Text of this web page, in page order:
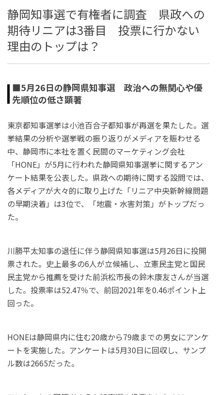
静岡知事選で有権者に調査 県政への
期待リニアは3番目 投票に行かない
理由のトップは？
■5月26日の静岡県知事選 政治への無関心や優
先順位の低さ顕著
東京都知事選挙は小池百合子都知事が再選を果たした。選
挙結果の分析や選挙戦の振り返りがメディアを賑わせる
中、静岡市に本社を置く民間のマーケティング会社
「HONE」が5月に行われた静岡県知事選挙に関するアン
ケート結果を公表した。県政への期待に関する設問では、
各メディアが大々的に取り上げた「リニア中央新幹線問題
の早期決着」は3位で、「地震・水害対策」がトップだっ
た。
川勝平太知事の退任に伴う静岡県知事選は5月26日に投開
票された。史上最多の6人が立候補し、立憲民主党と国民
民主党から推薦を受けた前浜松市長の鈴木康友さんが当選
した。投票率は52.47％で、前回2021年を0.46ポイント上
回った。
HONEは静岡県内に住む20歳から79歳までの男女にアンケ
ートを実施した。アンケートは5月30日に回収し、サンプ
ル数は2665だった。